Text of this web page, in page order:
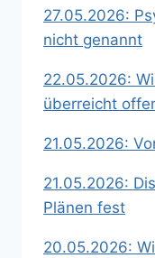
27.05.2026:
nicht genannt
22.05.2026:
überreicht
21.05.2026:
21.05.2026:
Plänen fest
20.05.2026: